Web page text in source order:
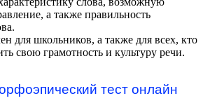
а также правильность
для школьников, а также для всех, кто
свою грамотность и культуру речи.
тест онлайн